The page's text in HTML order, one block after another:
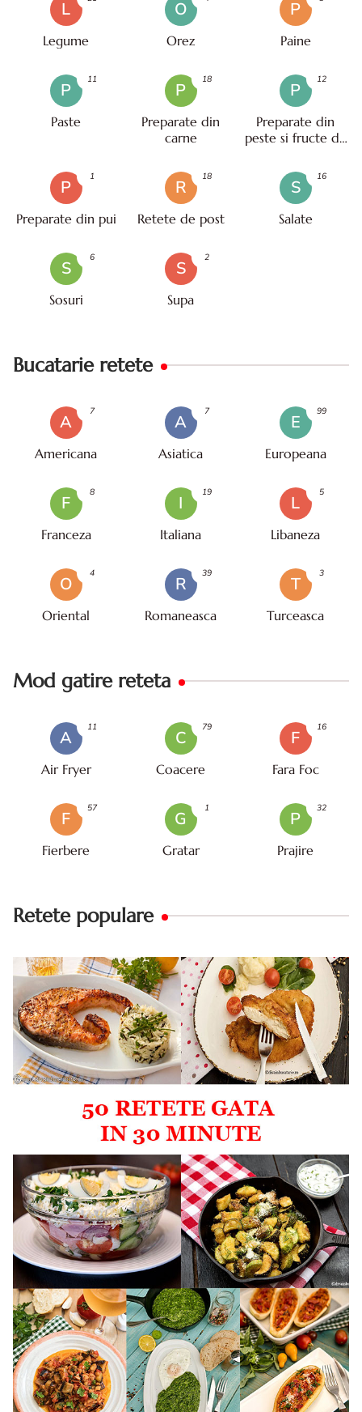
L
Legume
O
Orez
P
Paine
P
Paste
11
P
Preparate din
carne
18
P
Preparate din
peste si fructe de
12
P
Preparate din pui
1
R
Retete de post
18
S
Salate
16
S
Sosuri
6
S
Supa
2
Bucatarie retete
A
Americana
7
A
Asiatica
7
E
Europeana
99
F
Franceza
8
I
Italiana
19
L
Libaneza
5
O
Oriental
4
R
Romaneasca
39
T
Turceasca
3
Mod gatire reteta
A
Air Fryer
11
C
Coacere
79
F
Fara Foc
16
F
Fierbere
57
G
Gratar
1
P
Prajire
32
Retete populare